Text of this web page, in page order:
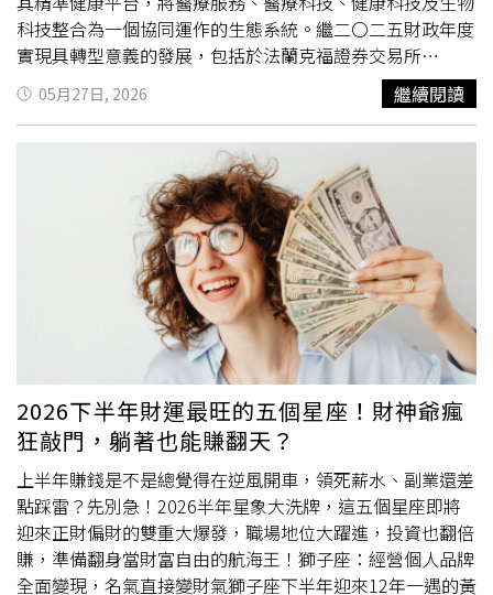
資規劃，但仍需仔細閱讀合約內容。感情方面，坦誠分享內
心想法能拉近距離。●雙魚座本週感情與創作靈感持續活
躍，但水逆也容易讓舊情人、舊回憶再次出現，不必急著回
應，先確認自己的心意。金星進入對宮後，合作運明顯提
升，有機會遇見願意互相支持的人。工作上重視細節與承
諾，將帶來長遠的信任與收穫。◎民俗信仰僅供參考，請勿
科技整合為一個協同運作的生態系統。繼二〇二五財政年度
實現具轉型意義的發展，包括於法蘭克福證券交易所
General Standard 上市，以及於二〇二五年十二月收購六
家多數股權公司後，LIPH AG 已建立一個互補型平台的營運
基礎，使數據、科技與臨床專業能力得以日益互聯互通。Dr
PAIN品牌創辦人暨院長蔡承憲醫師（左三）與醫療臨床團
隊合影。（圖片／業者提供）LIPH AG 監事會暨李奧國際集
團董事長王孝璿（Leo Wang）表示：「醫療健康的下一篇
章，將不會由孤立的單一資產所書寫，而將由智慧型生態系
所推動。我們的六家策略性資產公司，為 LIPH AG 在 AI、
診斷、臨床觸及、復健、康復支持及長壽科學等領域奠定獨
特基礎。其價值不僅在於每家公司各自能夠實現什麼，更在
於它們如何彼此強化，從而創造一個更整合、更具規模化能
力且以病患為中心的醫療健康平台。我們並非各自獨立地建
立單一公司，而是在打造一個整合型生態系，讓每家公司都
能強化其他公司，釋放協同效益，並放大整個投資組合的價
值創造能力。」LIPH AG 的生態系匯聚了於二〇二五年十二
月收購的六家策略性投資組合公司，涵蓋 AI 醫療健康、精
準診斷、分子病理、功能性營養補充品、預防健康及長壽科
學。除各自具備的獨立價值、競爭優勢與成長潛力外，這些
資產亦被策略性定位為整合型精準醫療健康生態系中的互補
性構件，旨在創造跨平台協同效益、長期價值創造及可規模
05月27日, 2026 繼續閱讀
2026下半年財運最旺的五個星座！財神爺瘋
狂敲門，躺著也能賺翻天？
上半年賺錢是不是總覺得在逆風開車，領死薪水、副業還差
點踩雷？先別急！2026半年星象大洗牌，這五個星座即將
迎來正財偏財的雙重大爆發，職場地位大躍進，投資也翻倍
賺，準備翻身當財富自由的航海王！獅子座：經營個人品牌
全面變現，名氣直接變財氣獅子座下半年迎來12年一遇的黃